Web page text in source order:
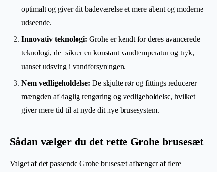
optimalt og giver dit badeværelse et mere åbent og moderne
udseende.
Innovativ teknologi: Grohe er kendt for deres avancerede
teknologi, der sikrer en konstant vandtemperatur og tryk,
uanset udsving i vandforsyningen.
Nem vedligeholdelse: De skjulte rør og fittings reducerer
mængden af daglig rengøring og vedligeholdelse, hvilket
giver mere tid til at nyde dit nye brusesystem.
Sådan vælger du det rette Grohe brusesæt
Valget af det passende Grohe brusesæt afhænger af flere